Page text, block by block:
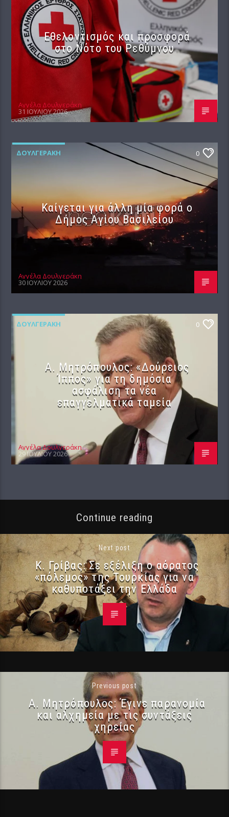
Εθελοντισμός και προσφορά
στο Νότο του Ρεθύμνου
Αγγέλα Δουλγεράκη
31 ΙΟΥΛΊΟΥ 2026
ΔΟΥΛΓΕΡΆΚΗ 0
Καίγεται για άλλη μία φορά ο
Δήμος Αγίου Βασιλείου
Αγγέλα Δουλγεράκη
30 ΙΟΥΛΊΟΥ 2026
ΔΟΥΛΓΕΡΆΚΗ 0
Α. Μητρόπουλος: «Δούρειος
Ίππος» για τη δημόσια
ασφάλιση τα νέα
επαγγελματικά ταμεία
Αγγέλα Δουλγεράκη
29 ΙΟΥΛΊΟΥ 2026
Continue reading
Next post
Κ. Γρίβας: Σε εξέλιξη ο αόρατος
«πόλεμος» της Τουρκίας για να
καθυποτάξει την Ελλάδα
Previous post
Α. Μητρόπουλος: Έγινε παρανομία
και αλχημεία με τις συντάξεις
χηρείας